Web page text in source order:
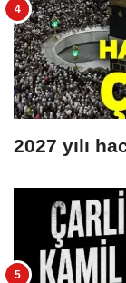
2027 yılı